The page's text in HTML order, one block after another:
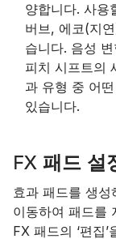
양합니다. 사용
버브, 에코(지
습니다. 음성
피치 시프트의
과 유형 중 어
있습니다.
FX 패드 설
효과 패드를 생
이동하여 패드를
FX 패드의 ‘편집